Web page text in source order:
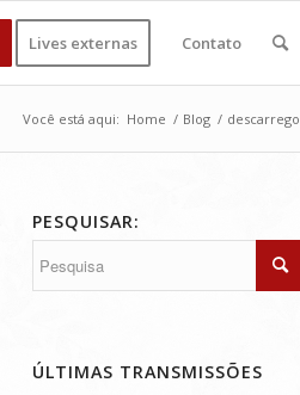
Lives externas Contato
Você está aqui: Home / Blog / descarrego
PESQUISAR:
ÚLTIMAS TRANSMISSÕES